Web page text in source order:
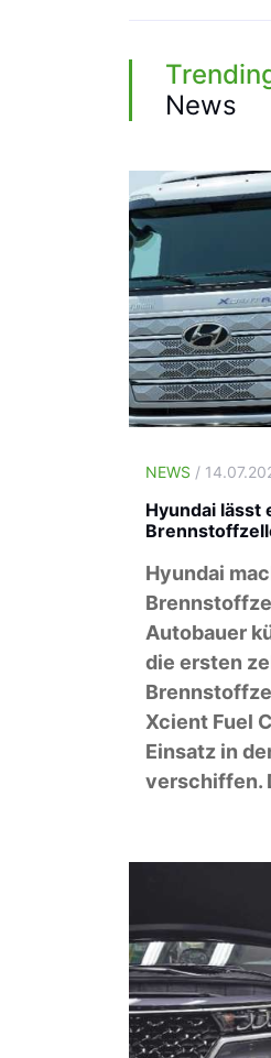
News
NEWS /
Hyundai lässt
Hyundai
Autobauer
die ersten
Xcient Fuel
Einsatz in
verschiffen.